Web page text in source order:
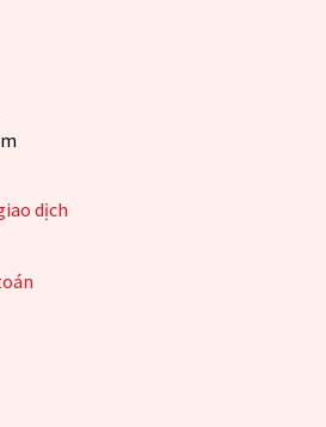
dịch